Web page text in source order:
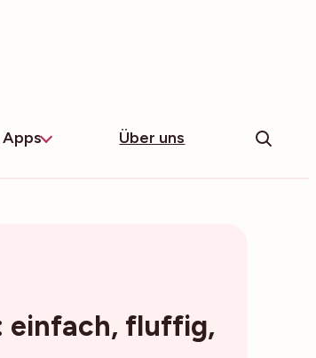
Apps Über uns
einfach, fluffig,